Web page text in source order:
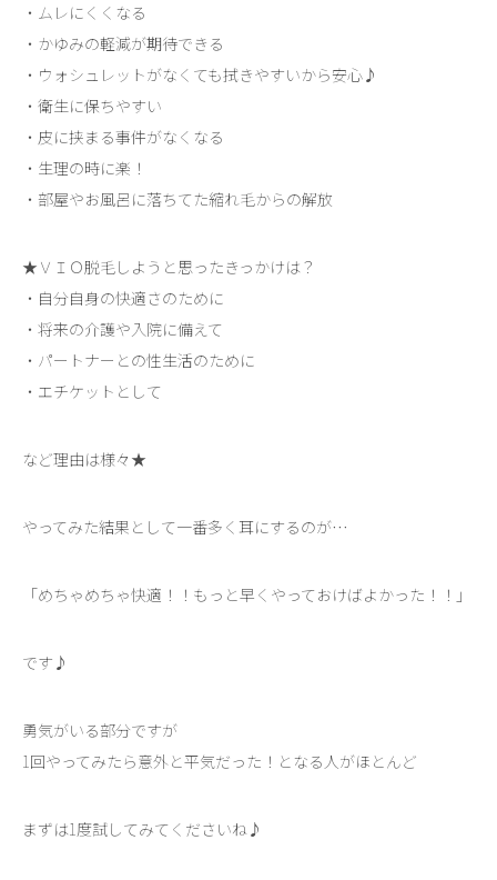
・ムレにくくなる
・かゆみの軽減が期待できる
・ウォシュレットがなくても拭きやすいから安心♪
・衛生に保ちやすい
・皮に挟まる事件がなくなる
・生理の時に楽！
・部屋やお風呂に落ちてた縮れ毛からの解放
★ＶＩＯ脱毛しようと思ったきっかけは？
・自分自身の快適さのために
・将来の介護や入院に備えて
・パートナーとの性生活のために
・エチケットとして
など理由は様々★
やってみた結果として一番多く耳にするのが…
「めちゃめちゃ快適！！もっと早くやっておけばよかった！！」
です♪
勇気がいる部分ですが
1回やってみたら意外と平気だった！となる人がほとんど
まずは1度試してみてくださいね♪